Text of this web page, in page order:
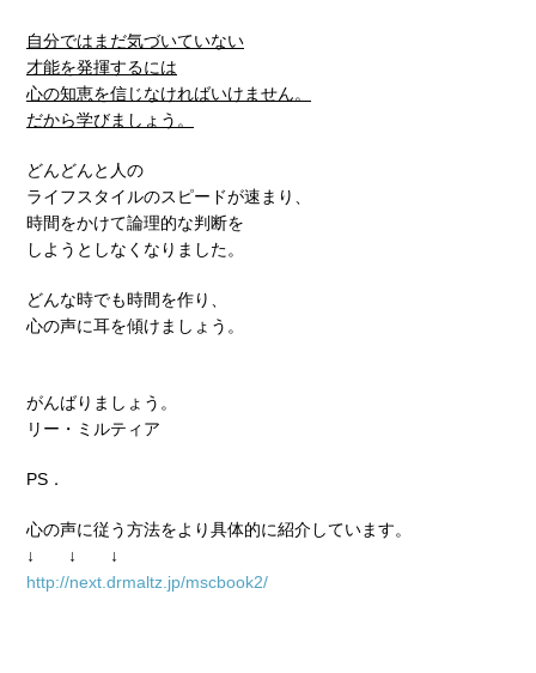
自分ではまだ気づいていない
才能を発揮するには
心の知恵を信じなければいけません。
だから学びましょう。
どんどんと人の
ライフスタイルのスピードが速まり、
時間をかけて論理的な判断を
しようとしなくなりました。
どんな時でも時間を作り、
心の声に耳を傾けましょう。
がんばりましょう。
リー・ミルティア
PS．
心の声に従う方法をより具体的に紹介しています。
↓ ↓ ↓
http://next.drmaltz.jp/mscbook2/